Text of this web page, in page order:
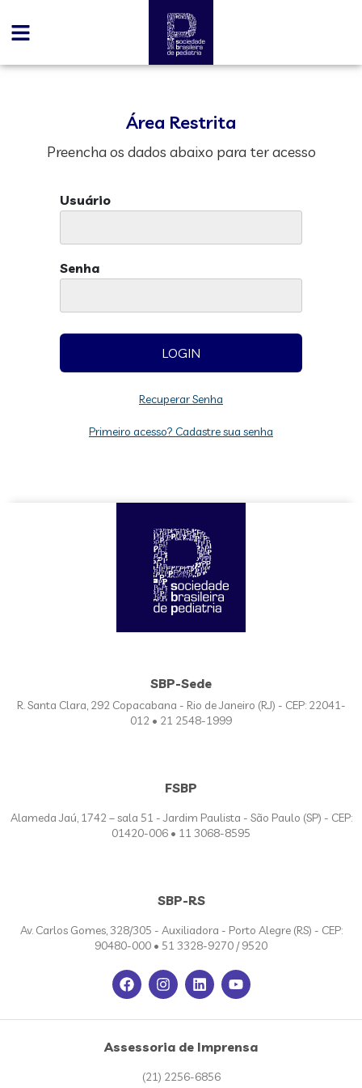
Área Restrita
Preencha os dados abaixo para ter acesso
Usuário
Senha
Recuperar Senha
Primeiro acesso? Cadastre sua senha
SBP-Sede
R. Santa Clara, 292 Copacabana - Rio de Janeiro (RJ) - CEP: 22041-
012 • 21 2548-1999
FSBP
Alameda Jaú, 1742 – sala 51 - Jardim Paulista - São Paulo (SP) - CEP:
01420-006 • 11 3068-8595
SBP-RS
Av. Carlos Gomes, 328/305 - Auxiliadora - Porto Alegre (RS) - CEP:
90480-000 • 51 3328-9270 / 9520
Assessoria de Imprensa
(21) 2256-6856